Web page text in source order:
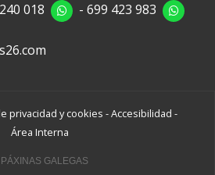
018 - 699 423 983
privacidad y cookies -Accesibilidad -
Área Interna
GALEGAS